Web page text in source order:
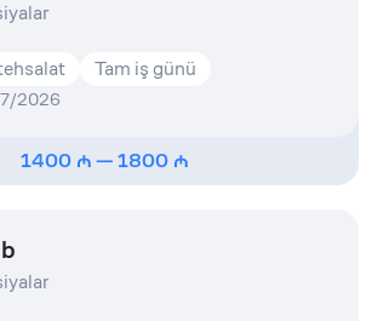
Tam iş günü
2026
1400 —1800